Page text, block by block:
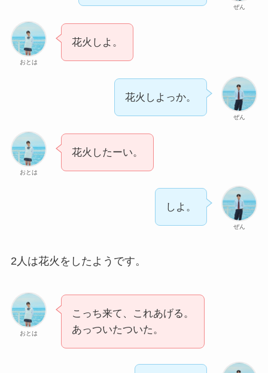
ぜん
おとは
花火しよ。
ぜん
花火しよっか。
おとは
花火したーい。
ぜん
しよ。
2人は花火をしたようです。
おとは
こっち来て、これあげる。
あっついたついた。